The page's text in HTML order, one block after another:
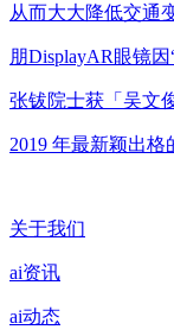
从而大大降低交通
朋DisplayAR眼镜
张钹院士获「吴文
2019 年最新颖出
关于我们
ai资讯
ai动态